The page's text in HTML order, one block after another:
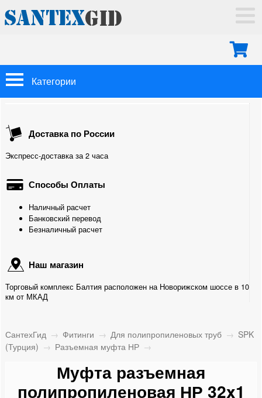
ГЛАВНАЯ
МОНТАЖ
КОНТАКТЫ
Категории
Трубы
Фитинги
Для труб из сшитого полиэтилена
SPK (Турция)
Комбинированная муфта НР
Разъемная муфта НР
Разъемная муфта ВР
Доставка по России
Экспресс-доставка за 2 часа
Способы Оплаты
Наличный расчет
Банковский перевод
Безналичный расчет
Наш магазин
Торговый комплекс Балтия расположен на Новорижском шоссе в 10
км от МКАД
СантехГид → Фитинги → Для полипропиленовых труб → SPK
(Турция) → Разъемная муфта НР →
Муфта разъемная
полипропиленовая НР 32x1